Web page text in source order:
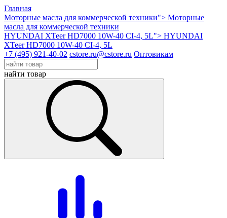
Главная
Моторные масла для коммерческой техники"> Моторные
масла для коммерческой техники
HYUNDAI XTeer HD7000 10W-40 CI-4, 5L"> HYUNDAI
XTeer HD7000 10W-40 CI-4, 5L
+7 (495) 921-40-02 cstore.ru@cstore.ru Оптовикам
найти товар